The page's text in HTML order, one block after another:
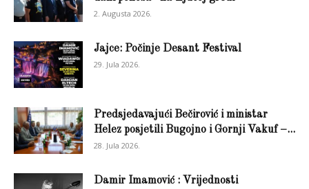
2. Augusta 2026.
Jajce: Počinje Desant Festival
29. Jula 2026.
Predsjedavajući Bečirović i ministar
Helez posjetili Bugojno i Gornji Vakuf –...
28. Jula 2026.
Damir Imamović : Vrijednosti